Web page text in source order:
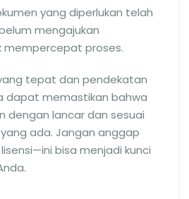
yang diperlukan telah
mengajukan
mempercepat proses.
tepat dan pendekatan
dapat memastikan bahwa
dengan lancar dan sesuai
ada. Jangan anggap
bisa menjadi kunci